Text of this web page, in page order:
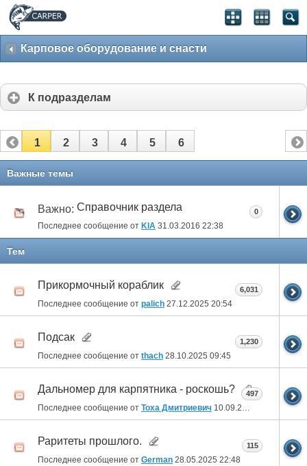
Карповое оборудование и снасти
К подразделам
1 2 3 4 5 6
Важные темы
Важно: Справочник раздела
Последнее сообщение от KIA 31.03.2016 22:38
0
Тем
Прикормочный кораблик
Последнее сообщение от palich 27.12.2025 20:54
6,031
Подсак
Последнее сообщение от thach 28.10.2025 09:45
1,230
Дальномер для карпятника - роскошь?
Последнее сообщение от Тоха Дмитриевич 10.09.2025
497
Раритеты прошлого.
Последнее сообщение от German 28.05.2025 22:48
115